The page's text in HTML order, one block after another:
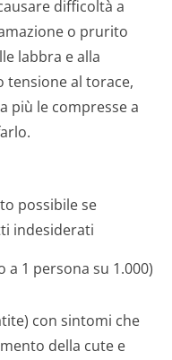
difficoltà a
o prurito
labbra e alla
tensione al torace,
più le compresse a
possibile se
indesiderati
1 persona su 1.000)
con sintomi che
della cute e